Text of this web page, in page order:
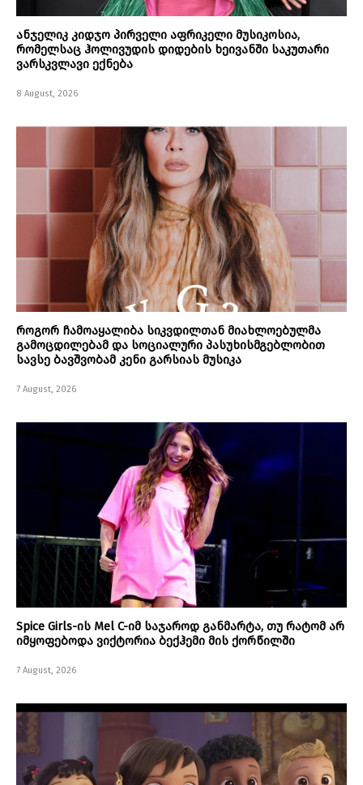
ანჯელიკ კიდჯო პირველი აფრიკელი მუსიკოსია,
რომელსაც ჰოლივუდის დიდების ხეივანში საკუთარი
ვარსკვლავი ექნება
8 August, 2026
როგორ ჩამოაყალიბა სიკვდილთან მიახლოებულმა
გამოცდილებამ და სოციალური პასუხისმგებლობით
სავსე ბავშვობამ კენი გარსიას მუსიკა
7 August, 2026
Spice Girls-ის Mel C-იმ საჯაროდ განმარტა, თუ რატომ არ
იმყოფებოდა ვიქტორია ბექჰემი მის ქორწილში
7 August, 2026